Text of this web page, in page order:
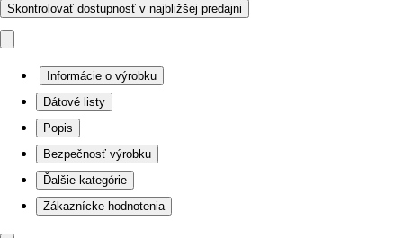
Skontrolovať dostupnosť v najbližšej predajni
Informácie o výrobku
Dátové listy
Popis
Bezpečnosť výrobku
Ďalšie kategórie
Zákaznícke hodnotenia